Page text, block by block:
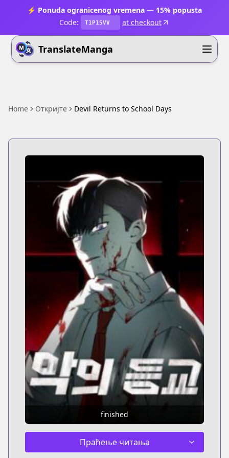
⚡ Ponuda ogranicenog vremena — 15% popusta
Code:
T1P15VV at checkout
TranslateManga
Home Откријте Devil Returns to School Days
finished
Праћење читања